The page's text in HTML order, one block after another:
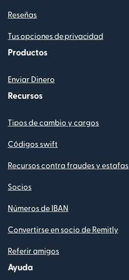
Reseñas
Tus opciones de privacidad
Productos
Enviar Dinero
Recursos
Tipos de cambio y cargos
Códigos swift
Recursos contra fraudes y estafas
Socios
Números de IBAN
Convertirse en socio de Remitly
Referir amigos
Ayuda